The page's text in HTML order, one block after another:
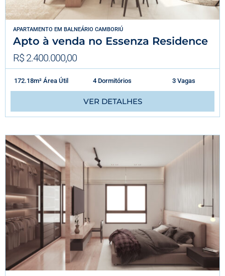
APARTAMENTO EM BALNEÁRIO CAMBORIÚ
Apto à venda no Essenza Residence
R$ 2.400.000,00
172.18m² Área Útil 4 Dormitórios 3 Vagas
VER DETALHES